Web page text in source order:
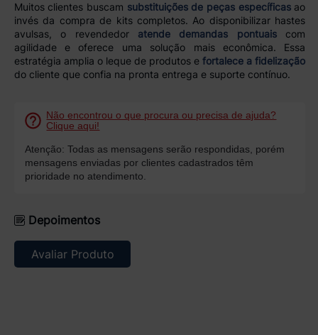
Muitos clientes buscam substituições de peças específicasao
invés da compra de kits completos. Ao disponibilizar hastes
avulsas, o revendedor atende demandas pontuaiscom
agilidade e oferece uma solução mais econômica. Essa
estratégia amplia o leque de produtos efortalece a fidelização
do cliente que confia na pronta entrega e suporte contínuo.
Não encontrou o que procura ou precisa de ajuda?
Clique aqui!
Atenção: Todas as mensagens serão respondidas, porém
mensagens enviadas por clientes cadastrados têm
prioridade no atendimento.
Depoimentos
Avaliar Produto